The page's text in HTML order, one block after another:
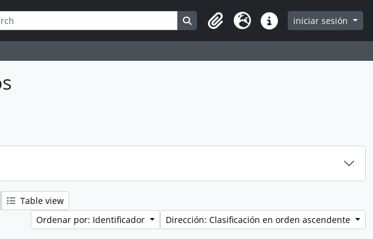
Search in browse page
Clipboard
Idioma Enlaces rápidos
iniciar sesión
Table view
Ordenar por: Identificador
Dirección: Clasificación en orden ascendente